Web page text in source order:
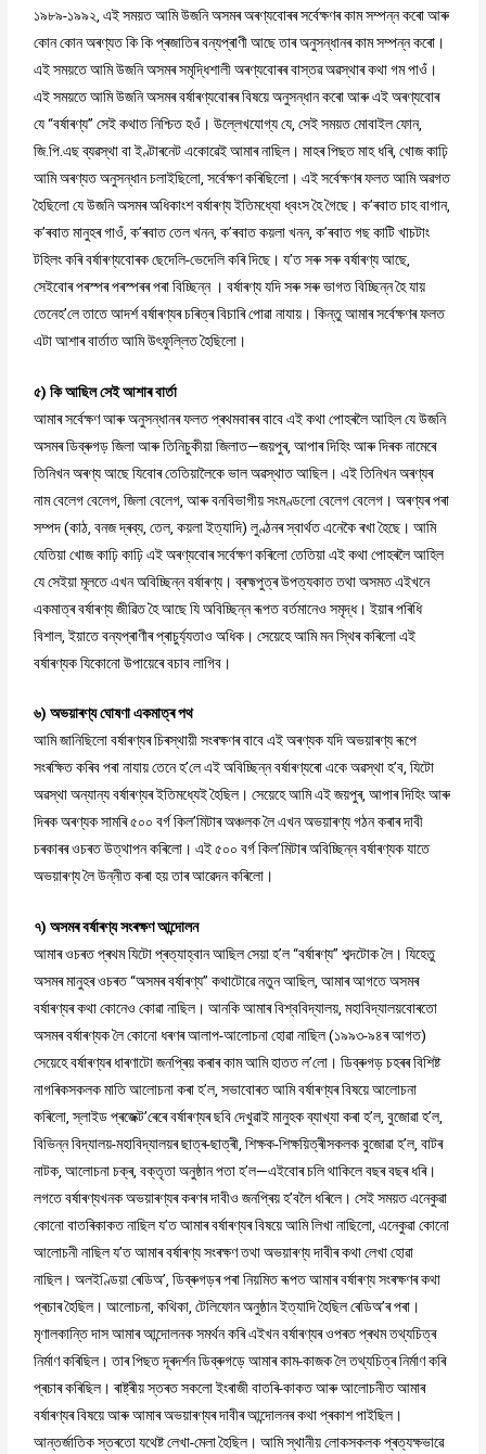
১৯৮৯-১৯৯২, এই সময়ত আমি উজনি অসমৰ অৰণ্যবোৰৰ সৰ্বেক্ষণৰ কাম সম্পন্ন কৰো আৰু
কোন কোন অৰণ্যত কি কি প্ৰজাতিৰ বন্যপ্ৰাণী আছে তাৰ অনুসন্ধানৰ কাম সম্পন্ন কৰো।
এই সময়তে আমি উজনি অসমৰ সমৃদ্ধিশালী অৰণ্যবোৰৰ বাস্তৱ অৱস্থাৰ কথা গম পাওঁ।
এই সময়তে আমি উজনি অসমৰ বৰ্ষাৰণ্যবোৰৰ বিষয়ে অনুসন্ধান কৰো আৰু এই অৰণ্যবোৰ
যে “বৰ্ষাৰণ্য” সেই কথাত নিশ্চিত হওঁ। উল্লেখযোগ্য যে, সেই সময়ত মোবাইল ফোন,
জি.পি.এছ ব্যৱস্থা বা ইণ্টাৰনেট একোৱেই আমাৰ নাছিল। মাহৰ পিছত মাহ ধৰি, খোজ কাঢ়ি
আমি অৰণ্যত অনুসন্ধান চলাইছিলো, সৰ্বেক্ষণ কৰিছিলো। এই সৰ্বেক্ষণৰ ফলত আমি অৱগত
হৈছিলো যে উজনি অসমৰ অধিকাংশ বৰ্ষাৰণ্য ইতিমধ্যো ধ্বংস হৈ গৈছে। ক’ৰবাত চাহ বাগান,
ক’ৰবাত মানুহৰ গাওঁ, ক’ৰবাত তেল খনন, ক’ৰবাত কয়লা খনন, ক’ৰবাত গছ কাটি খাচটাং
টহিলং কৰি বৰ্ষাৰণ্যবোৰক ছেদেলি-ভেদেলি কৰি দিছে। য’ত সৰু সৰু বৰ্ষাৰণ্য আছে,
সেইবোৰ পৰস্পৰ পৰস্পৰৰ পৰা বিচ্ছিন্ন । বৰ্ষাৰণ্য যদি সৰু সৰু ভাগত বিচ্ছিন্ন হৈ যায়
তেনেহ’লে তাতে আদৰ্শ বৰ্ষাৰণ্যৰ চৰিত্ৰ বিচাৰি পোৱা নাযায়। কিন্তু আমাৰ সৰ্বেক্ষণৰ ফলত
এটা আশাৰ বাৰ্তাত আমি উৎফুল্লিত হৈছিলো।
৫) কি আছিল সেই আশাৰ বাৰ্তা
আমাৰ সৰ্বেক্ষণ আৰু অনুসন্ধানৰ ফলত প্ৰথমবাৰৰ বাবে এই কথা পোহৰলৈ আহিল যে উজনি
অসমৰ ডিব্ৰুগড় জিলা আৰু তিনিচুকীয়া জিলাত—জয়পুৰ, আপাৰ দিহিং আৰু দিৰক নামেৰে
তিনিখন অৰণ্য আছে যিবোৰ তেতিয়ালৈকে ভাল অৱস্থাত আছিল। এই তিনিখন অৰণ্যৰ
নাম বেলেগ বেলেগ, জিলা বেলেগ, আৰু বনবিভাগীয় সংমণ্ডলো বেলেগ বেলেগ। অৰণ্যৰ পৰা
সম্পদ (কাঠ, বনজ দ্ৰব্য, তেল, কয়লা ইত্যাদি) লুণ্ঠনৰ স্বাৰ্থত এনেকৈ ৰখা হৈছে। আমি
যেতিয়া খোজ কাঢ়ি কাঢ়ি এই অৰণ্যবোৰ সৰ্বেক্ষণ কৰিলো তেতিয়া এই কথা পোহৰলৈ আহিল
যে সেইয়া মূলতে এখন অবিচ্ছিন্ন বৰ্ষাৰণ্য। ব্ৰহ্মপুত্ৰ উপত্যকাত তথা অসমত এইখনে
একমাত্ৰ বৰ্ষাৰণ্য জীৱিত হৈ আছে যি অবিচ্ছিন্ন ৰূপত বৰ্তমানেও সমৃদ্ধ। ইয়াৰ পৰিধি
বিশাল, ইয়াতে বন্যপ্ৰাণীৰ প্ৰাচুৰ্য্যতাও অধিক। সেয়েহে আমি মন স্থিৰ কৰিলো এই
বৰ্ষাৰণ্যক যিকোনো উপায়েৰে বচাব লাগিব।
৬) অভয়াৰণ্য ঘোষণা একমাত্ৰ পথ
আমি জানিছিলো বৰ্ষাৰণ্যৰ চিৰস্থায়ী সংৰক্ষণৰ বাবে এই অৰণ্যক যদি অভয়াৰণ্য ৰূপে
সংৰক্ষিত কৰিব পৰা নাযায় তেনে হ’লে এই অবিচ্ছিন্ন বৰ্ষাৰণ্যৰো একে অৱস্থা হ’ব, যিটো
অৱস্থা অন্যান্য বৰ্ষাৰণ্যৰ ইতিমধ্যেই হৈছিল। সেয়েহে আমি এই জয়পুৰ, আপাৰ দিহিং আৰু
দিৰক অৰণ্যক সামৰি ৫০০ বৰ্গ কিল’মিটাৰ অঞ্চলক লৈ এখন অভয়াৰণ্য গঠন কৰাৰ দাবী
চৰকাৰৰ ওচৰত উত্থাপন কৰিলো। এই ৫০০ বৰ্গ কিল’মিটাৰ অবিচ্ছিন্ন বৰ্ষাৰণ্যক যাতে
অভয়াৰণ্য লৈ উন্নীত কৰা হয় তাৰ আৱেদন কৰিলো।
৭) অসমৰ বৰ্ষাৰণ্য সংৰক্ষণ আন্দোলন
আমাৰ ওচৰত প্ৰথম যিটো প্ৰত্যাহ্বান আছিল সেয়া হ’ল “বৰ্ষাৰণ্য” শব্দটোক লৈ। যিহেতু
অসমৰ মানুহৰ ওচৰত “অসমৰ বৰ্ষাৰণ্য” কথাটোৱে নতুন আছিল, আমাৰ আগতে অসমৰ
বৰ্ষাৰণ্যৰ কথা কোনেও কোৱা নাছিল। আনকি আমাৰ বিশ্ববিদ্যালয়, মহাবিদ্যালয়বোৰতো
অসমৰ বৰ্ষাৰণ্যক লৈ কোনো ধৰণৰ আলাপ-আলোচনা হোৱা নাছিল (১৯৯৩-৯৪ৰ আগত)
সেয়েহে বৰ্ষাৰণ্যৰ ধাৰণাটো জনপ্ৰিয় কৰাৰ কাম আমি হাতত ল’লো। ডিব্ৰুগড় চহৰৰ বিশিষ্ট
নাগৰিকসকলক মাতি আলোচনা কৰা হ’ল, সভাবোৰত আমি বৰ্ষাৰণ্যৰ বিষয়ে আলোচনা
কৰিলো, স্লাইড প্ৰজেক্ট’ৰেৰে বৰ্ষাৰণ্যৰ ছবি দেখুৱাই মানুহক ব্যাখ্যা কৰা হ’ল, বুজোৱা হ’ল,
বিভিন্ন বিদ্যালয়-মহাবিদ্যালয়ৰ ছাত্ৰ-ছাত্ৰী, শিক্ষক-শিক্ষয়িত্ৰীসকলক বুজোৱা হ’ল, বাটৰ
নাটক, আলোচনা চক্ৰ, বক্তৃতা অনুষ্ঠান পতা হ’ল—এইবোৰ চলি থাকিলে বছৰ বছৰ ধৰি।
লগতে বৰ্ষাৰণ্যখনক অভয়াৰণ্যৰ কৰণৰ দাবীও জনপ্ৰিয় হ’বলৈ ধৰিলে। সেই সময়ত এনেকুৱা
কোনো বাতৰিকাকত নাছিল য’ত আমাৰ বৰ্ষাৰণ্যৰ বিষয়ে আমি লিখা নাছিলো, এনেকুৱা কোনো
আলোচনী নাছিল য’ত আমাৰ বৰ্ষাৰণ্য সংৰক্ষণ তথা অভয়াৰণ্য দাবীৰ কথা লেখা হোৱা
নাছিল। অলইণ্ডিয়া ৰেডিঅ’, ডিব্ৰুগড়ৰ পৰা নিয়মিত ৰূপত আমাৰ বৰ্ষাৰণ্য সংৰক্ষণৰ কথা
প্ৰচাৰ হৈছিল। আলোচনা, কথিকা, টেলিফোন অনুষ্ঠান ইত্যাদি হৈছিল ৰেডিঅ’ৰ পৰা।
মৃণালকান্তি দাস আমাৰ আন্দোলনক সমৰ্থন কৰি এইখন বৰ্ষাৰণ্যৰ ওপৰত প্ৰথম তথ্যচিত্ৰ
নিৰ্মাণ কৰিছিল। তাৰ পিছত দূৰদৰ্শন ডিব্ৰুগড়ে আমাৰ কাম-কাজক লৈ তথ্যচিত্ৰ নিৰ্মাণ কৰি
প্ৰচাৰ কৰিছিল। ৰাষ্ট্ৰীয় স্তৰত সকলো ইংৰাজী বাতৰি-কাকত আৰু আলোচনীত আমাৰ
বৰ্ষাৰণ্যৰ বিষয়ে আৰু আমাৰ অভয়াৰণ্যৰ দাবীৰ আন্দোলনৰ কথা প্ৰকাশ পাইছিল।
আন্তৰ্জাতিক স্তৰতো যথেষ্ট লেখা-মেলা হৈছিল। আমি স্থানীয় লোকসকলক প্ৰত্যক্ষভাৱে